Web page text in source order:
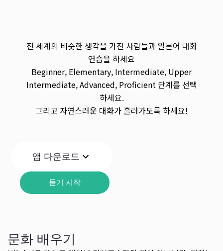
전 세계의 비슷한 생각을 가진 사람들과 일본어 대화
연습을 하세요
Beginner, Elementary, Intermediate, Upper
Intermediate, Advanced, Proficient 단계를 선택
하세요.
그리고 자연스러운 대화가 흘러가도록 하세요!
앱 다운로드
듣기 시작
문화 배우기